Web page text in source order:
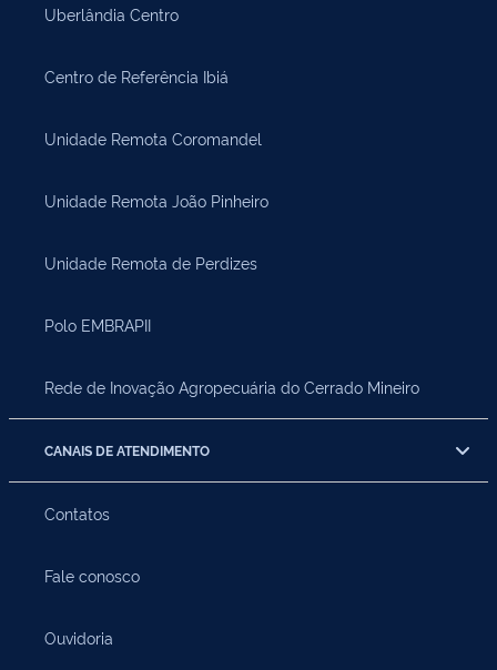
Uberlândia Centro
Centro de Referência Ibiá
Unidade Remota Coromandel
Unidade Remota João Pinheiro
Unidade Remota de Perdizes
Polo EMBRAPII
Rede de Inovação Agropecuária do Cerrado Mineiro
CANAIS DE ATENDIMENTO
Contatos
Fale conosco
Ouvidoria